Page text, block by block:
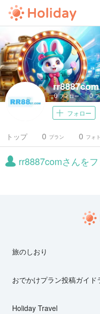
rr8887com
0フォロー 0
フォロー
トップ プラン
0 フォ
0
rr8887comさんを
旅のしおり
おでかけプラン投稿ガイド
Holiday Travel